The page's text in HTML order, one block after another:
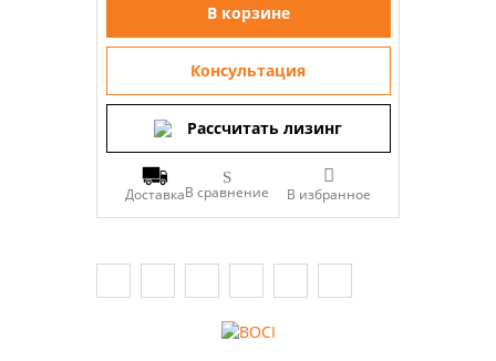
В корзине
Консультация
Рассчитать лизинг
ДоставкаВ сравнение